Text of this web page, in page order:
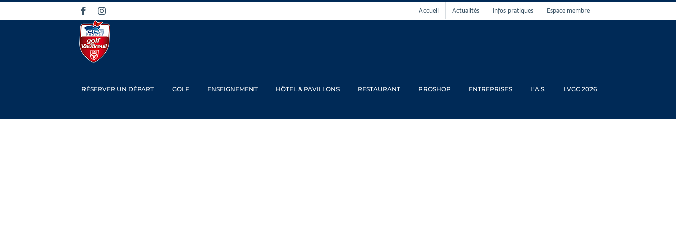
Passer
contenu
FacebookInstagram Accueil Actualités Infos pratiques Espace membre
RÉSERVER UN DÉPART GOLF ENSEIGNEMENT HÔTEL & PAVILLONS RESTAURANT PROSHOP ENTREPRISES L’A.S. LVGC 2026